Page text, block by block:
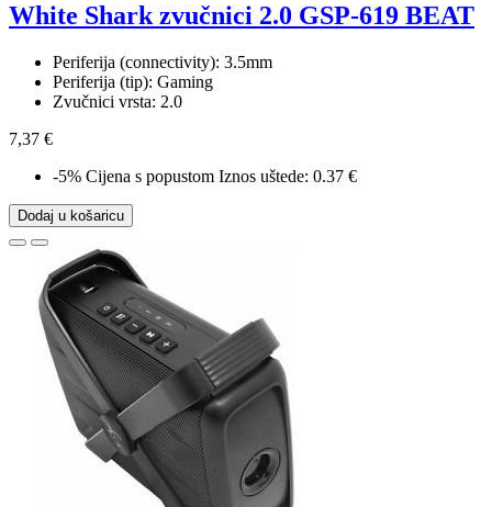
White Shark zvučnici 2.0 GSP-619 BEAT
Periferija (connectivity): 3.5mm
Periferija (tip): Gaming
Zvučnici vrsta: 2.0
7,37 €
-5% Cijena s popustom Iznos uštede: 0.37 €
Dodaj u košaricu